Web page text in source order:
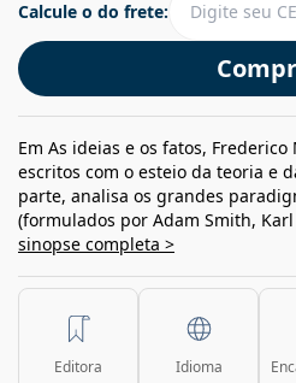
Calcule o do frete:
Em As ideias e os fatos,
escritos com o esteio da teoria e
parte, analisa os grandes
(formulados por Adam Smith,
sinopse completa >
Editora Idioma